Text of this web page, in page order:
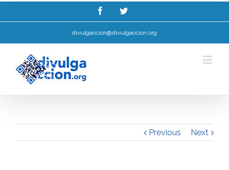
divulgaccion@divulgaccion.org
Previous Next
Esta web utiliza cookies para mellorar a súa experiencia de navegación.